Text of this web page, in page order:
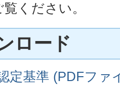
覧ください。
ロード
定基準 (PDFファ